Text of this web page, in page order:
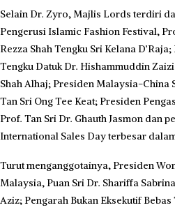
Selain Dr. Zyro, Majlis Lords terdiri
Pengerusi Islamic Fashion Festival,
Rezza Shah Tengku Sri Kelana
Tengku Datuk Dr. Hishammuddin
Shah Alhaj; Presiden Malaysia-China
Tan Sri Ong Tee Keat; Presiden
Prof. Tan Sri Dr. Ghauth Jasmon dan
International Sales Day terbesar
Turut menganggotainya, Presiden
Malaysia, Puan Sri Dr. Shariffa
Aziz; Pengarah Bukan Eksekutif